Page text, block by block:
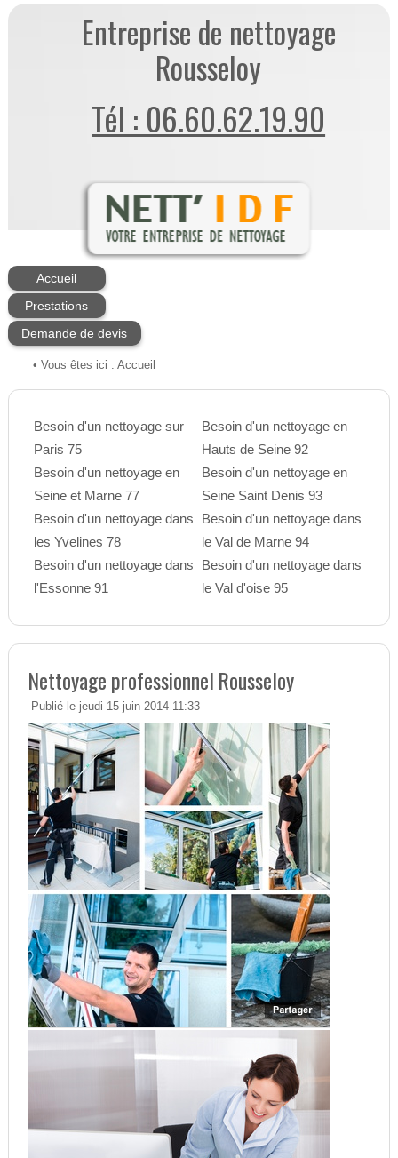
Entreprise de nettoyage
Rousseloy
Tél : 06.60.62.19.90
Accueil
Prestations
Demande de devis
• Vous êtes ici : Accueil
Besoin d'un nettoyage sur
Paris 75
Besoin d'un nettoyage en
Seine et Marne 77
Besoin d'un nettoyage dans
les Yvelines 78
Besoin d'un nettoyage dans
l'Essonne 91
Besoin d'un nettoyage en
Hauts de Seine 92
Besoin d'un nettoyage en
Seine Saint Denis 93
Besoin d'un nettoyage dans
le Val de Marne 94
Besoin d'un nettoyage dans
le Val d'oise 95
Nettoyage professionnel Rousseloy
Publié le jeudi 15 juin 2014 11:33